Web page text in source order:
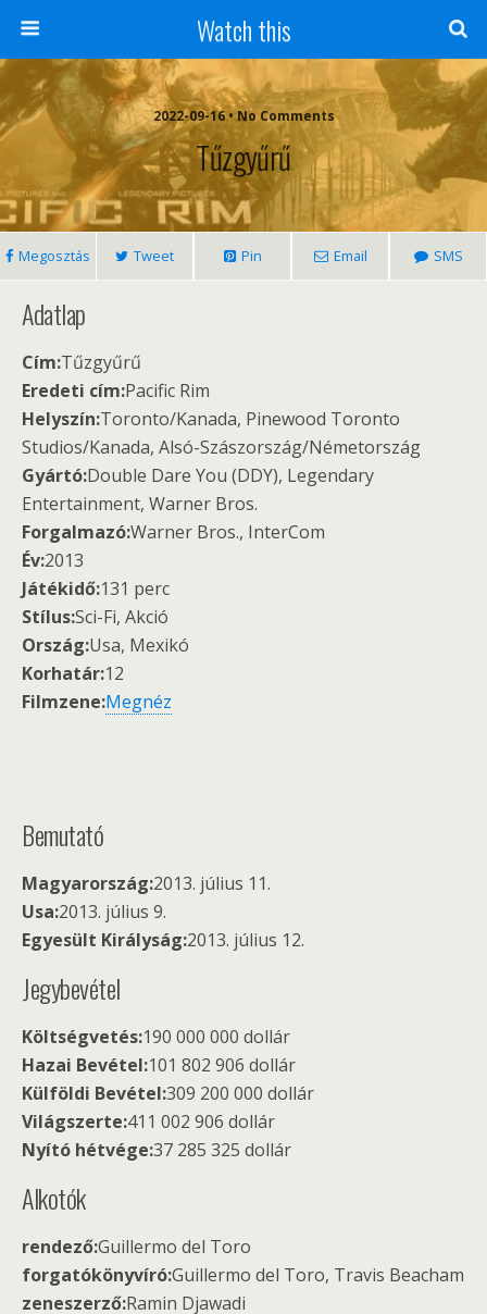
Watch this
2022-09-16 • No Comments
Tűzgyűrű
Megosztás Tweet Pin Email SMS
Adatlap
Cím:Tűzgyűrű
Eredeti cím:Pacific Rim
Helyszín:Toronto/Kanada, Pinewood Toronto
Studios/Kanada, Alsó-Szászország/Németország
Gyártó:Double Dare You (DDY), Legendary
Entertainment, Warner Bros.
Forgalmazó:Warner Bros., InterCom
Év:2013
Játékidő:131 perc
Stílus:Sci-Fi, Akció
Ország:Usa, Mexikó
Korhatár:12
Filmzene:Megnéz
Bemutató
Magyarország:2013. július 11.
Usa:2013. július 9.
Egyesült Királyság:2013. július 12.
Jegybevétel
Költségvetés:190 000 000 dollár
Hazai Bevétel:101 802 906 dollár
Külföldi Bevétel:309 200 000 dollár
Világszerte:411 002 906 dollár
Nyító hétvége:37 285 325 dollár
Alkotók
rendező:Guillermo del Toro
forgatókönyvíró:Guillermo del Toro, Travis Beacham
zeneszerző:Ramin Djawadi